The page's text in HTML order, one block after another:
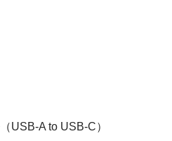
USB-A to USB-C）